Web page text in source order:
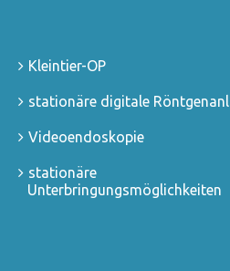
Kleintier-OP
stationäre digitale
Videoendoskopie
stationäre
Unterbringungsmöglichkeiten